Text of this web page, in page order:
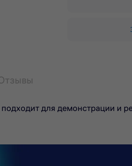
для демонстрации и
клиентов к товарам.